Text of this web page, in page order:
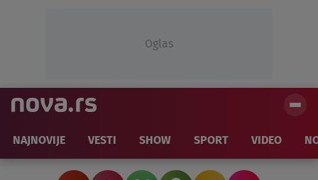
Oglas
NAJNOVIJE VESTI SHOW SPORT VIDEO